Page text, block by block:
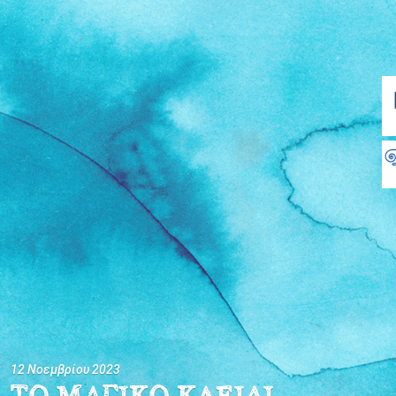
12 Νοεμβρίου 2023